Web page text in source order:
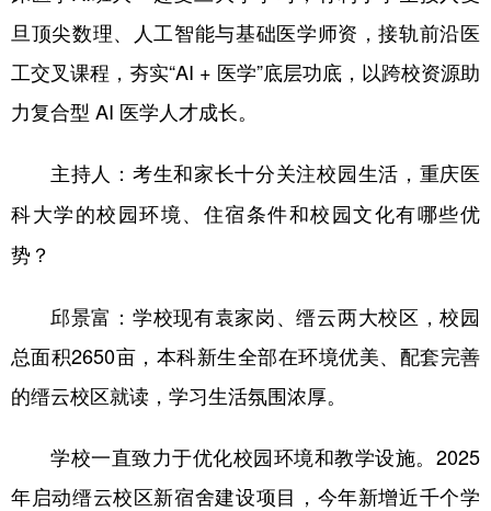
旦顶尖数理、人工智能与基础医学师资，接轨前沿医
工交叉课程，夯实“AI + 医学”底层功底，以跨校资源助
力复合型 AI 医学人才成长。
主持人：考生和家长十分关注校园生活，重庆医
科大学的校园环境、住宿条件和校园文化有哪些优
势？
邱景富：学校现有袁家岗、缙云两大校区，校园
总面积2650亩，本科新生全部在环境优美、配套完善
的缙云校区就读，学习生活氛围浓厚。
学校一直致力于优化校园环境和教学设施。2025
年启动缙云校区新宿舍建设项目，今年新增近千个学